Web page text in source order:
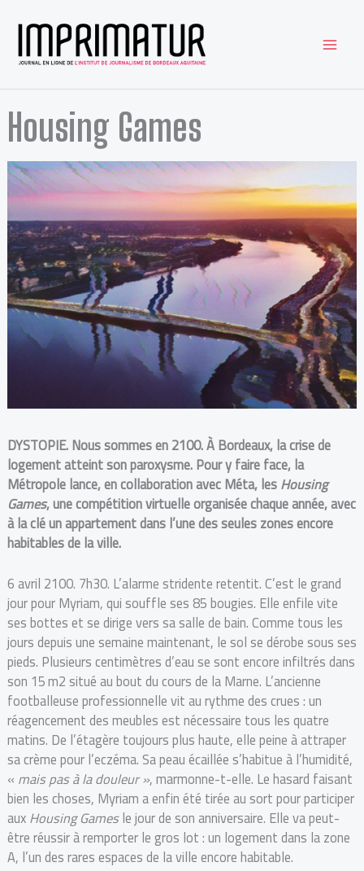
Housing Games
DYSTOPIE. Nous sommes en 2100. À Bordeaux, la crise de
logement atteint son paroxysme. Pour y faire face, la
Métropole lance, en collaboration avec Méta, lesHousing
Games, une compétition virtuelle organisée chaque année, avec
à la clé un appartement dans l’une des seules zones encore
habitables de la ville.
6 avril 2100. 7h30. L’alarme stridente retentit. C’est le grand
jour pour Myriam, qui souffle ses 85 bougies. Elle enfile vite
ses bottes et se dirige vers sa salle de bain. Comme tous les
jours depuis une semaine maintenant, le sol se dérobe sous ses
pieds. Plusieurs centimètres d’eau se sont encore infiltrés dans
son 15 m2 situé au bout du cours de la Marne. L’ancienne
footballeuse professionnelle vit au rythme des crues : un
réagencement des meubles est nécessaire tous les quatre
matins. De l’étagère toujours plus haute, elle peine à attraper
sa crème pour l’eczéma. Sa peau écaillée s’habitue à l’humidité,
« mais pas à la douleur », marmonne-t-elle. Le hasard faisant
bien les choses, Myriam a enfin été tirée au sort pour participer
auxHousing Gamesle jour de son anniversaire. Elle va peut-
être réussir à remporter le gros lot : un logement dans la zone
A, l’un des rares espaces de la ville encore habitable.